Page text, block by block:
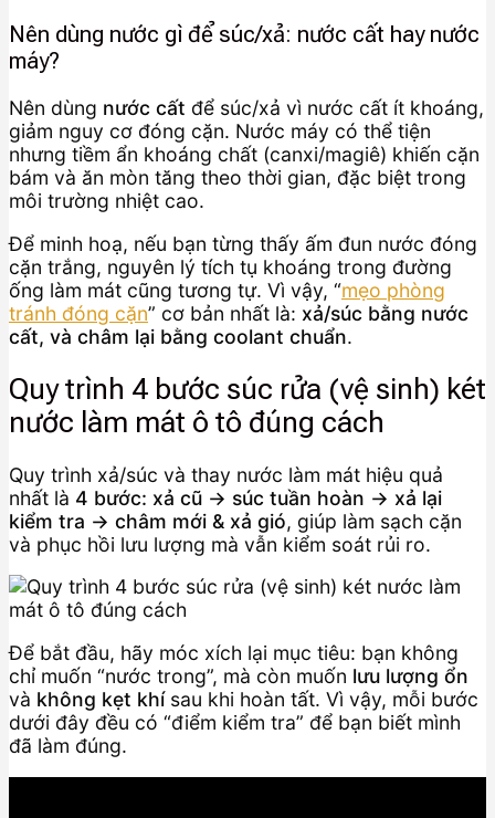
Nên dùng nước gì để súc/xả: nước cất hay nước
máy?
Nên dùng nước cất để súc/xả vì nước cất ít khoáng,
giảm nguy cơ đóng cặn. Nước máy có thể tiện
nhưng tiềm ẩn khoáng chất (canxi/magiê) khiến cặn
bám và ăn mòn tăng theo thời gian, đặc biệt trong
môi trường nhiệt cao.
Để minh hoạ, nếu bạn từng thấy ấm đun nước đóng
cặn trắng, nguyên lý tích tụ khoáng trong đường
ống làm mát cũng tương tự. Vì vậy, “mẹo phòng
tránh đóng cặn” cơ bản nhất là: xả/súc bằng nước
cất, và châm lại bằng coolant chuẩn.
Quy trình 4 bước súc rửa (vệ sinh) két
nước làm mát ô tô đúng cách
Quy trình xả/súc và thay nước làm mát hiệu quả
nhất là 4 bước: xả cũ → súc tuần hoàn → xả lại
kiểm tra → châm mới & xả gió, giúp làm sạch cặn
và phục hồi lưu lượng mà vẫn kiểm soát rủi ro.
Để bắt đầu, hãy móc xích lại mục tiêu: bạn không
chỉ muốn “nước trong”, mà còn muốn lưu lượng ổn
và không kẹt khísau khi hoàn tất. Vì vậy, mỗi bước
dưới đây đều có “điểm kiểm tra” để bạn biết mình
đã làm đúng.